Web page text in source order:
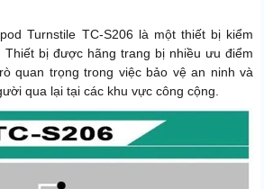
Turnstile TC-S206 là một thiết bị kiểm
Thiết bị được hãng trang bị nhiều ưu điểm
quan trọng trong việc bảo vệ an ninh và
qua lại tại các khu vực công cộng.